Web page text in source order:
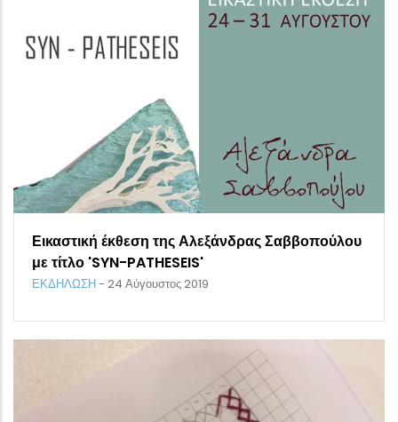
Εικαστική έκθεση της Αλεξάνδρας Σαββοπούλου
με τίτλο 'SYN-PATHESEIS'
ΕΚΔΗΛΩΣΗ- 24 Αύγουστος 2019